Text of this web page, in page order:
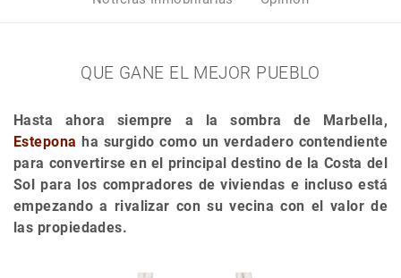
QUE GANE EL MEJOR PUEBLO
Hasta ahora siempre a la sombra de Marbella,
Estepona ha surgido como un verdadero contendiente
para convertirse en el principal destino de la Costa del
Sol para los compradores de viviendas e incluso está
empezando a rivalizar con su vecina con el valor de
las propiedades.